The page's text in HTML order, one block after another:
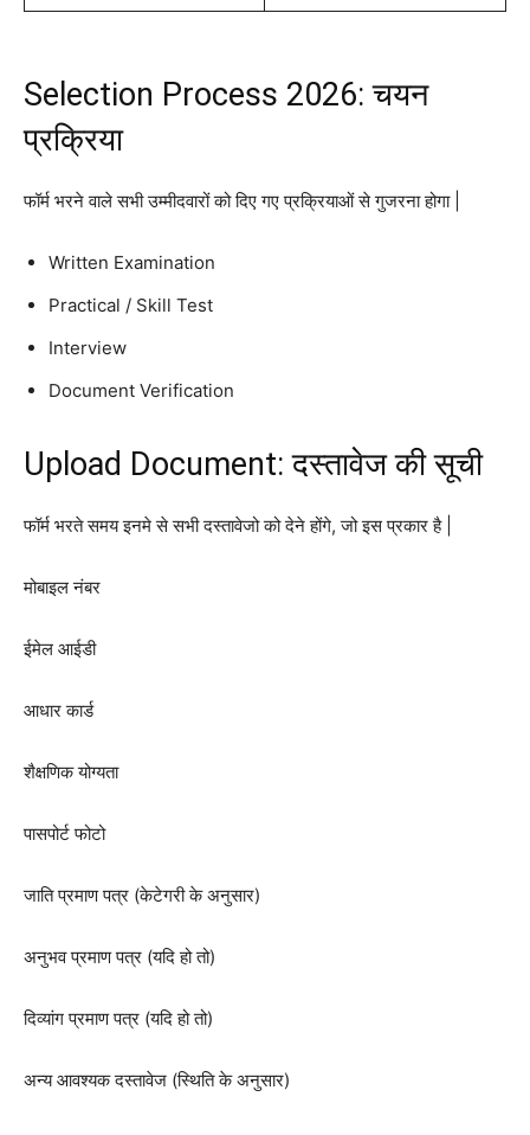
Selection Process 2026: चयन
प्रक्रिया
फॉर्म भरने वाले सभी उम्मीदवारों को दिए गए प्रक्रियाओं से गुजरना होगा |
Written Examination
Practical / Skill Test
Interview
Document Verification
Upload Document: दस्तावेज की सूची
फॉर्म भरते समय इनमे से सभी दस्तावेजो को देने होंगे, जो इस प्रकार है |
मोबाइल नंबर
ईमेल आईडी
आधार कार्ड
शैक्षणिक योग्यता
पासपोर्ट फोटो
जाति प्रमाण पत्र (केटेगरी के अनुसार)
अनुभव प्रमाण पत्र (यदि हो तो)
दिव्यांग प्रमाण पत्र (यदि हो तो)
अन्य आवश्यक दस्तावेज (स्थिति के अनुसार)